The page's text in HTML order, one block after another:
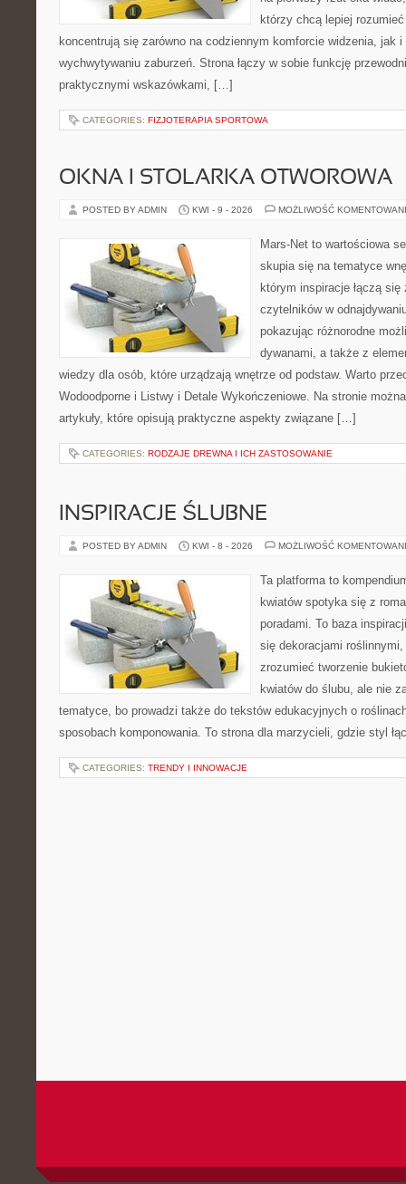
którzy chcą lepiej
koncentrują się zarówno na codziennym komforcie widzenia, jak
wychwytywaniu zaburzeń. Strona łączy w sobie funkcję
praktycznymi wskazówkami, […]
CATEGORIES: FIZJOTERAPIA SPORTOWA
OKNA I STOLARKA OTWOROWA
POSTED BY ADMIN KWI - 9 - 2026 MOŻLIWOŚĆ
Mars-Net to wartościowa
skupia się na tematyce
którym inspiracje łączą
czytelników w
pokazując różnorodne
dywanami, a także z
wiedzy dla osób, które urządzają wnętrze od podstaw. Warto
Wodoodporne i Listwy i Detale Wykończeniowe. Na stronie
artykuły, które opisują praktyczne aspekty związane […]
CATEGORIES: RODZAJE DREWNA I ICH ZASTOSOWANIE
INSPIRACJE ŚLUBNE
POSTED BY ADMIN KWI - 8 - 2026 MOŻLIWOŚĆ
Ta platforma to
kwiatów spotyka się z
poradami. To baza
się dekoracjami
zrozumieć tworzenie
kwiatów do ślubu, ale nie
tematyce, bo prowadzi także do tekstów edukacyjnych o
sposobach komponowania. To strona dla marzycieli, gdzie styl
CATEGORIES: TRENDY I INNOWACJE